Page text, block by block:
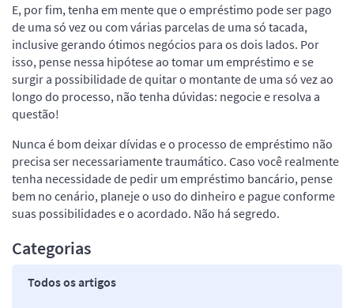
E, por fim, tenha em mente que o empréstimo pode ser pago
de uma só vez ou com várias parcelas de uma só tacada,
inclusive gerando ótimos negócios para os dois lados. Por
isso, pense nessa hipótese ao tomar um empréstimo e se
surgir a possibilidade de quitar o montante de uma só vez ao
longo do processo, não tenha dúvidas: negocie e resolva a
questão!
Nunca é bom deixar dívidas e o processo de empréstimo não
precisa ser necessariamente traumático. Caso você realmente
tenha necessidade de pedir um empréstimo bancário, pense
bem no cenário, planeje o uso do dinheiro e pague conforme
suas possibilidades e o acordado. Não há segredo.
Categorias
Todos os artigos